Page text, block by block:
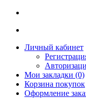
Личный кабинет
Мои закладки (0)
Корзина покупок
Оформление